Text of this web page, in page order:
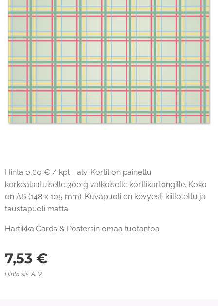
Hinta 0,60 € / kpl + alv. Kortit on painettu
korkealaatuiselle 300 g valkoiselle korttikartongille. Koko
on A6 (148 x 105 mm). Kuvapuoli on kevyesti kiillotettu ja
taustapuoli matta.
Hartikka Cards & Postersin omaa tuotantoa
7,53 €
Hinta sis. ALV